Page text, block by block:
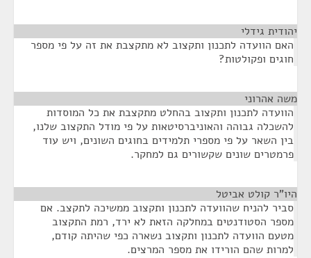
יהודית גידלי
האם הוועדה לתכנון ותקצוב לא מתקצבת את זה על פי מספר
חוגים ופקולטות?
משה אהרוני
הוועדה לתכנון ותקצוב בהחלט מתקצבת את כל המוסדות
להשכלה גבוהה והאוניברסיטאות על פי מודל התקצוב שלנו,
בין השאר על פי מספרי תלמידים בחוגים השונים, ויש עוד
פרמטרים שונים שקשורים גם למחקר.
היו"ר קולט אביטל
סביר להניח שהוועדה לתכנון ותקצוב ממשיכה לתקצב. אם
מספר הסטודנטים במחלקה הזאת לא ירד, רמת התקצוב
מטעם הוועדה לתכנון ותקצוב נשארה כפי שהיתה קודם,
למרות שהם הורידו את מספר המרצים.